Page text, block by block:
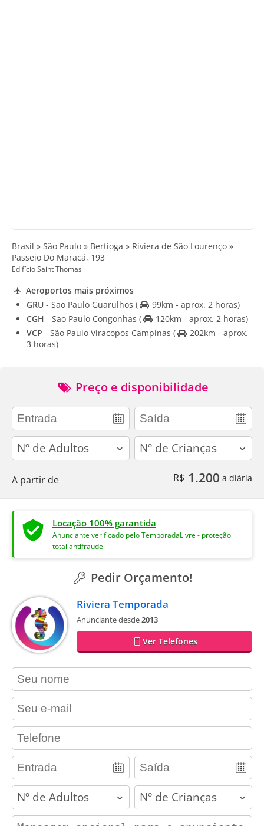
Brasil » São Paulo » Bertioga » Riviera de São Lourenço »
Passeio Do Maracá, 193
Edifício Saint Thomas
Aeroportos mais próximos
GRU - Sao Paulo Guarulhos (
99km - aprox. 2 horas)
CGH - Sao Paulo Congonhas (
120km - aprox. 2 horas)
VCP - São Paulo Viracopos Campinas (
202km - aprox.
3 horas)
Preço e disponibilidade
adults children
A partir de R$ 1.200 a diária
Locação 100% garantida
Anunciante verificado pelo TemporadaLivre - proteção
total antifraude
Pedir Orçamento!
Riviera Temporada
Anunciante desde2013
Ver Telefones
contact_name
contact_email
contact_phone
adults children
contact_message